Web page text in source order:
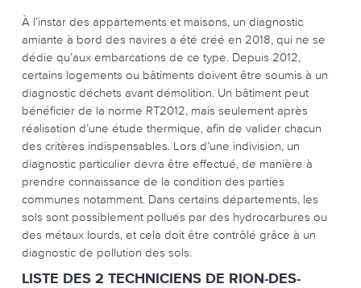
À l’instar des appartements et maisons, un diagnostic
amiante à bord des navires a été créé en 2018, qui ne se
dédie qu’aux embarcations de ce type. Depuis 2012,
certains logements ou bâtiments doivent être soumis à un
diagnostic déchets avant démolition. Un bâtiment peut
bénéficier de la norme RT2012, mais seulement après
réalisation d’une étude thermique, afin de valider chacun
des critères indispensables. Lors d’une indivision, un
diagnostic particulier devra être effectué, de manière à
prendre connaissance de la condition des parties
communes notamment. Dans certains départements, les
sols sont possiblement pollués par des hydrocarbures ou
des métaux lourds, et cela doit être contrôlé grâce à un
diagnostic de pollution des sols.
LISTE DES 2 TECHNICIENS DE RION-DES-